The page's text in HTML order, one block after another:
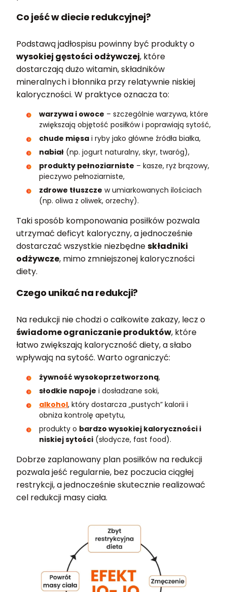
Co jeść w diecie redukcyjnej?
Podstawą jadłospisu powinny być produkty o
wysokiej gęstości odżywczej, które
dostarczają dużo witamin, składników
mineralnych i błonnika przy relatywnie niskiej
kaloryczności. W praktyce oznacza to:
warzywa i owoce – szczególnie warzywa, które
zwiększają objętość posiłków i poprawiają sytość,
chude mięsa i ryby jako główne źródła białka,
nabiał (np. jogurt naturalny, skyr, twaróg),
produkty pełnoziarniste – kasze, ryż brązowy,
pieczywo pełnoziarniste,
zdrowe tłuszcze w umiarkowanych ilościach
(np. oliwa z oliwek, orzechy).
Taki sposób komponowania posiłków pozwala
utrzymać deficyt kaloryczny, a jednocześnie
dostarczać wszystkie niezbędneskładniki
odżywcze, mimo zmniejszonej kaloryczności
diety.
Czego unikać na redukcji?
Na redukcji nie chodzi o całkowite zakazy, lecz o
świadome ograniczanie produktów, które
łatwo zwiększają kaloryczność diety, a słabo
wpływają na sytość. Warto ograniczyć:
żywność wysokoprzetworzoną,
słodkie napoje i dosładzane soki,
alkohol, który dostarcza „pustych” kalorii i
obniża kontrolę apetytu,
produkty o bardzo wysokiej kaloryczności i
niskiej sytości (słodycze, fast food).
Dobrze zaplanowany plan posiłków na redukcji
pozwala jeść regularnie, bez poczucia ciągłej
restrykcji, a jednocześnie skutecznie realizować
cel redukcji masy ciała.